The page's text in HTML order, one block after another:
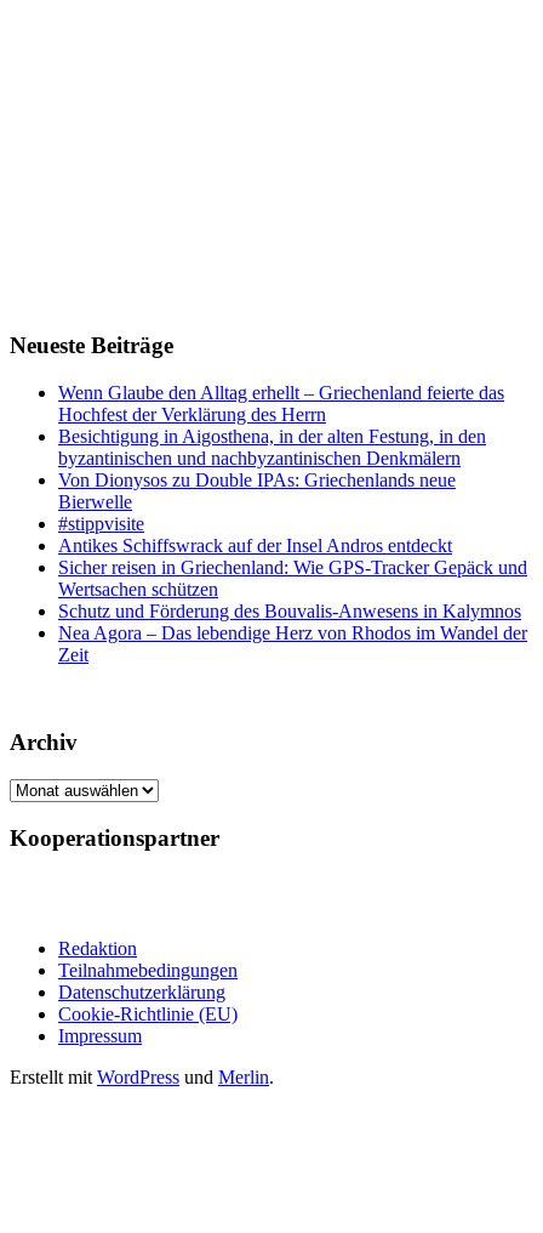
Neueste Beiträge
Wenn Glaube den Alltag erhellt – Griechenland feierte das
Hochfest der Verklärung des Herrn
Besichtigung in Aigosthena, in der alten Festung, in den
byzantinischen und nachbyzantinischen Denkmälern
Von Dionysos zu Double IPAs: Griechenlands neue
Bierwelle
#stippvisite
Antikes Schiffswrack auf der Insel Andros entdeckt
Sicher reisen in Griechenland: Wie GPS-Tracker Gepäck und
Wertsachen schützen
Schutz und Förderung des Bouvalis-Anwesens in Kalymnos
Nea Agora – Das lebendige Herz von Rhodos im Wandel der
Zeit
Archiv
Archiv
Kooperationspartner
Redaktion
Teilnahmebedingungen
Datenschutzerklärung
Cookie-Richtlinie (EU)
Impressum
Erstellt mit WordPress und Merlin.